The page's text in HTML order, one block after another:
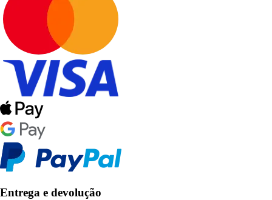
Entrega e devolução